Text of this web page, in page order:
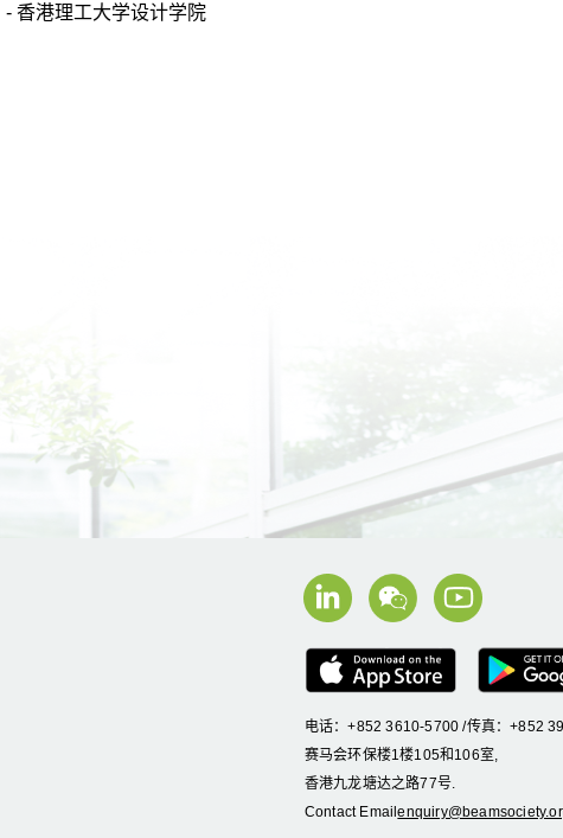
- 香港理工大学设计学院
电话：+852 3610-5700 /传真：+852
赛马会环保楼1楼105和106室,
香港九龙塘达之路77号.
Contact Email